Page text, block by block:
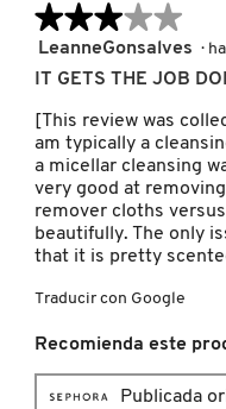
NUXE
OLAPLEX
OLLIE
ONE SIZE
★★★★★
★★★★★
de
estrellas.
LeanneGonsalves ·
IT GETS THE JOB
[This review was
am typically a
a micellar cleansing
very good at
remover cloths
beautifully. The only
that it is pretty
Traducir con Google
Recomienda este
Publicada